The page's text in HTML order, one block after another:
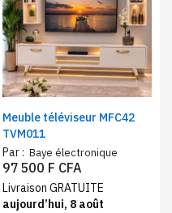
Meuble téléviseur MFC42
TVM011
Par : Baye électronique
97 500 F CFA
Livraison GRATUITE
aujourd’hui, 8 août